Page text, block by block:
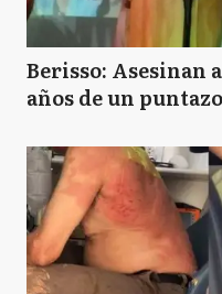
Berisso: Asesinan
años de un